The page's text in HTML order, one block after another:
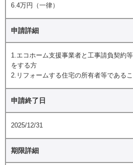
6.4万円（一律）
申請詳細
1.エコホーム支援事業者と工事請負契約
をする方
2.リフォームする住宅の所有者等であるこ
申請終了日
2025/12/31
期限詳細